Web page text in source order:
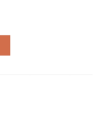
6 GHẾ BA 0.52 quantity